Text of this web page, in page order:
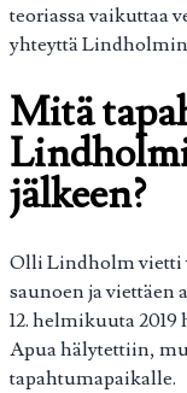
teoriassa vaikuttaa
yhteyttä Lindholmin
Mitä
jälkeen?
Olli Lindholm vietti
saunoen ja viettäen
12. helmikuuta
Apua hälytettiin,
tapahtumapaikalle.